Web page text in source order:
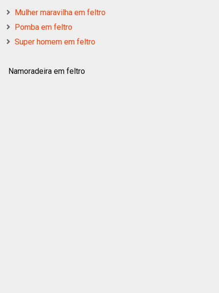
Mulher maravilha em feltro
Pomba em feltro
Super homem em feltro
Namoradeira em feltro